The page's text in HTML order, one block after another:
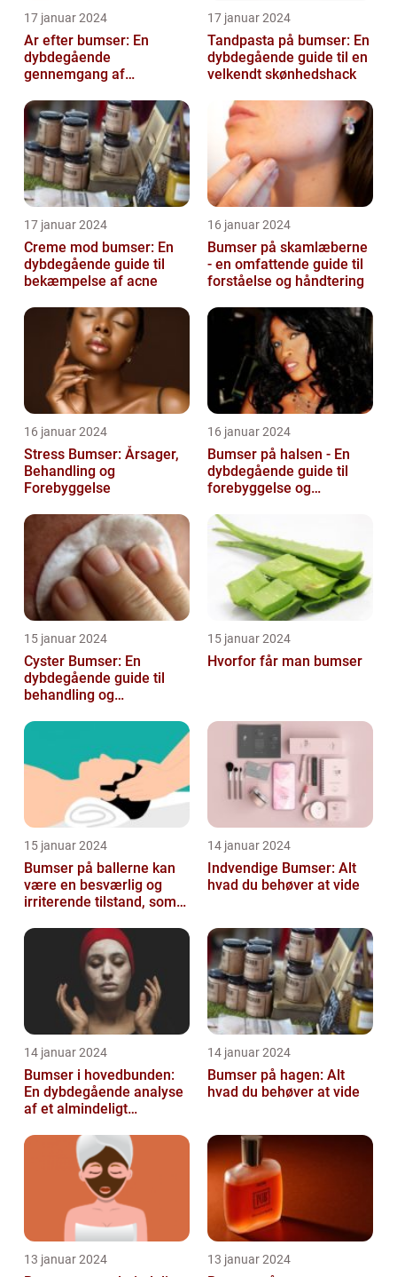
17 januar 2024
Ar efter bumser: En
dybdegående
gennemgang af
og forebyggelse
17 januar 2024
Tandpasta på bumser: En
dybdegående guide til en
velkendt skønhedshack
17 januar 2024
Creme mod bumser: En
dybdegående guide til
bekæmpelse af acne
16 januar 2024
Bumser på skamlæberne
- en omfattende guide til
forståelse og håndtering
16 januar 2024
Stress Bumser: Årsager,
Behandling og
Forebyggelse
16 januar 2024
Bumser på halsen - En
dybdegående guide til
forebyggelse og
15 januar 2024
Cyster Bumser: En
dybdegående guide til
behandling og
15 januar 2024
Hvorfor får man bumser
15 januar 2024
Bumser på ballerne kan
være en besværlig og
irriterende tilstand, som
oplever på et ...
14 januar 2024
Indvendige Bumser: Alt
hvad du behøver at vide
14 januar 2024
Bumser i hovedbunden:
En dybdegående analyse
af et almindeligt
14 januar 2024
Bumser på hagen: Alt
hvad du behøver at vide
13 januar 2024 13 januar 2024